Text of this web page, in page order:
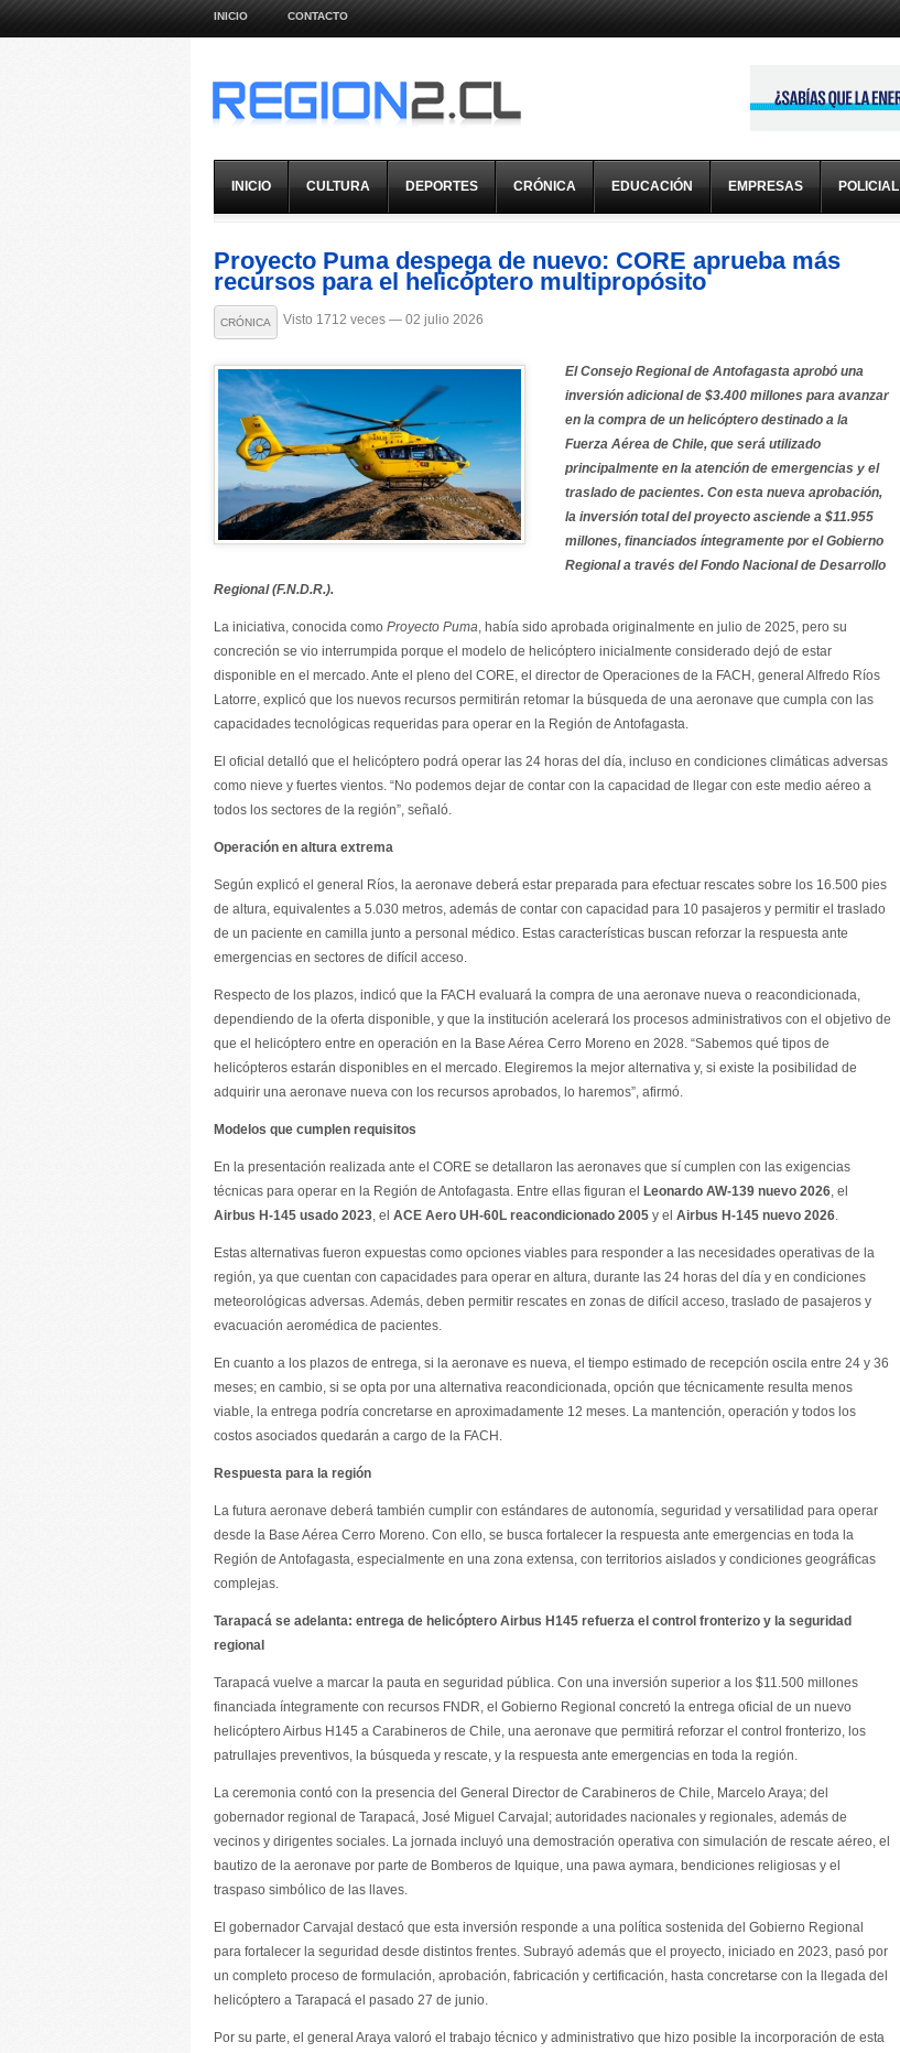
INICIO CONTACTO
INICIO CULTURA DEPORTES CRÓNICA EDUCACIÓN EMPRESAS POLICIAL
Proyecto Puma despega de nuevo: CORE aprueba más
recursos para el helicóptero multipropósito
CRÓNICA Visto 1712 veces — 02 julio 2026
El Consejo Regional de Antofagasta aprobó una
inversión adicional de $3.400 millones para avanzar
en la compra de un helicóptero destinado a la
Fuerza Aérea de Chile, que será utilizado
principalmente en la atención de emergencias y el
traslado de pacientes. Con esta nueva aprobación,
la inversión total del proyecto asciende a $11.955
millones, financiados íntegramente por el Gobierno
Regional a través del Fondo Nacional de Desarrollo
Regional (F.N.D.R.).
La iniciativa, conocida como Proyecto Puma, había sido aprobada originalmente en julio de 2025, pero su
concreción se vio interrumpida porque el modelo de helicóptero inicialmente considerado dejó de estar
disponible en el mercado. Ante el pleno del CORE, el director de Operaciones de la FACH, general Alfredo Ríos
Latorre, explicó que los nuevos recursos permitirán retomar la búsqueda de una aeronave que cumpla con las
capacidades tecnológicas requeridas para operar en la Región de Antofagasta.
El oficial detalló que el helicóptero podrá operar las 24 horas del día, incluso en condiciones climáticas adversas
como nieve y fuertes vientos. “No podemos dejar de contar con la capacidad de llegar con este medio aéreo a
todos los sectores de la región”, señaló.
Operación en altura extrema
Según explicó el general Ríos, la aeronave deberá estar preparada para efectuar rescates sobre los 16.500 pies
de altura, equivalentes a 5.030 metros, además de contar con capacidad para 10 pasajeros y permitir el traslado
de un paciente en camilla junto a personal médico. Estas características buscan reforzar la respuesta ante
emergencias en sectores de difícil acceso.
Respecto de los plazos, indicó que la FACH evaluará la compra de una aeronave nueva o reacondicionada,
dependiendo de la oferta disponible, y que la institución acelerará los procesos administrativos con el objetivo de
que el helicóptero entre en operación en la Base Aérea Cerro Moreno en 2028. “Sabemos qué tipos de
helicópteros estarán disponibles en el mercado. Elegiremos la mejor alternativa y, si existe la posibilidad de
adquirir una aeronave nueva con los recursos aprobados, lo haremos”, afirmó.
Modelos que cumplen requisitos
En la presentación realizada ante el CORE se detallaron las aeronaves que sí cumplen con las exigencias
técnicas para operar en la Región de Antofagasta. Entre ellas figuran el
Leonardo AW-139 nuevo 2026, el
Airbus H-145 usado 2023, el ACE Aero UH-60L reacondicionado 2005 y el Airbus H-145 nuevo 2026.
Estas alternativas fueron expuestas como opciones viables para responder a las necesidades operativas de la
región, ya que cuentan con capacidades para operar en altura, durante las 24 horas del día y en condiciones
meteorológicas adversas. Además, deben permitir rescates en zonas de difícil acceso, traslado de pasajeros y
evacuación aeromédica de pacientes.
En cuanto a los plazos de entrega, si la aeronave es nueva, el tiempo estimado de recepción oscila entre 24 y 36
meses; en cambio, si se opta por una alternativa reacondicionada, opción que técnicamente resulta menos
viable, la entrega podría concretarse en aproximadamente 12 meses. La mantención, operación y todos los
costos asociados quedarán a cargo de la FACH.
Respuesta para la región
La futura aeronave deberá también cumplir con estándares de autonomía, seguridad y versatilidad para operar
desde la Base Aérea Cerro Moreno. Con ello, se busca fortalecer la respuesta ante emergencias en toda la
Región de Antofagasta, especialmente en una zona extensa, con territorios aislados y condiciones geográficas
complejas.
Tarapacá se adelanta: entrega de helicóptero Airbus H145 refuerza el control fronterizo y la seguridad
regional
Tarapacá vuelve a marcar la pauta en seguridad pública. Con una inversión superior a los $11.500 millones
financiada íntegramente con recursos FNDR, el Gobierno Regional concretó la entrega oficial de un nuevo
helicóptero Airbus H145 a Carabineros de Chile, una aeronave que permitirá reforzar el control fronterizo, los
patrullajes preventivos, la búsqueda y rescate, y la respuesta ante emergencias en toda la región.
La ceremonia contó con la presencia del General Director de Carabineros de Chile, Marcelo Araya; del
gobernador regional de Tarapacá, José Miguel Carvajal; autoridades nacionales y regionales, además de
vecinos y dirigentes sociales. La jornada incluyó una demostración operativa con simulación de rescate aéreo, el
bautizo de la aeronave por parte de Bomberos de Iquique, una pawa aymara, bendiciones religiosas y el
traspaso simbólico de las llaves.
El gobernador Carvajal destacó que esta inversión responde a una política sostenida del Gobierno Regional
para fortalecer la seguridad desde distintos frentes. Subrayó además que el proyecto, iniciado en 2023, pasó por
un completo proceso de formulación, aprobación, fabricación y certificación, hasta concretarse con la llegada del
helicóptero a Tarapacá el pasado 27 de junio.
Por su parte, el general Araya valoró el trabajo técnico y administrativo que hizo posible la incorporación de esta